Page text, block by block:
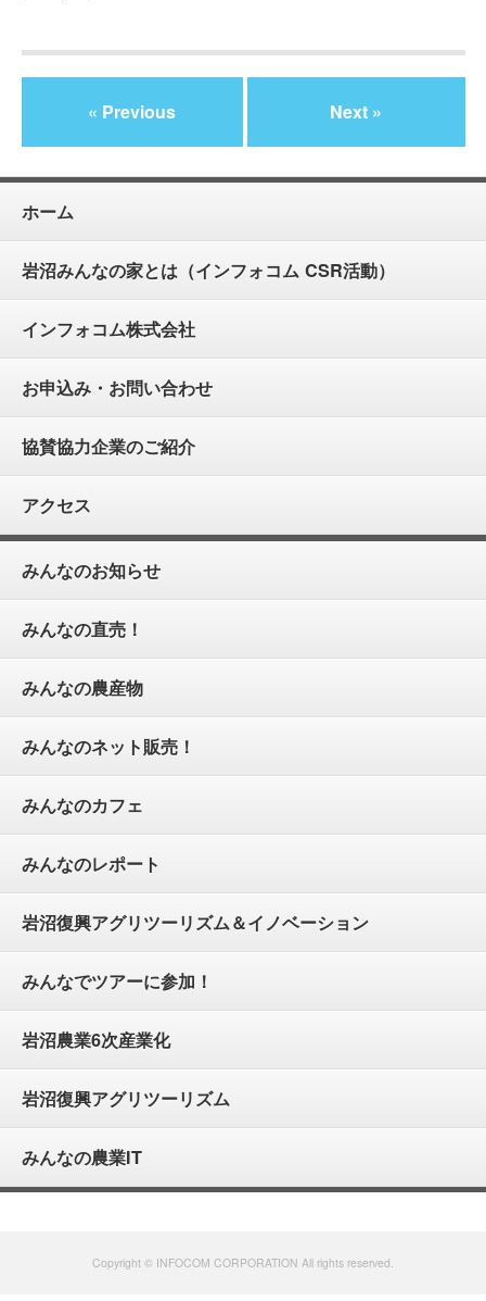
« Previous Next »
ホーム
岩沼みんなの家とは（インフォコム CSR活動）
インフォコム株式会社
お申込み・お問い合わせ
協賛協力企業のご紹介
アクセス
みんなのお知らせ
みんなの直売！
みんなの農産物
みんなのネット販売！
みんなのカフェ
みんなのレポート
岩沼復興アグリツーリズム＆イノベーション
みんなでツアーに参加！
岩沼農業6次産業化
岩沼復興アグリツーリズム
みんなの農業IT
Copyright © INFOCOM CORPORATION All rights reserved.